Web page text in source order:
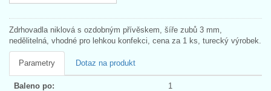
Zdrhovadla niklová s ozdobným přívěskem, šíře zubů 3 mm,
nedělitelná, vhodné pro lehkou konfekci, cena za 1 ks, turecký výrobek.
Parametry Dotaz na produkt
Baleno po: 1